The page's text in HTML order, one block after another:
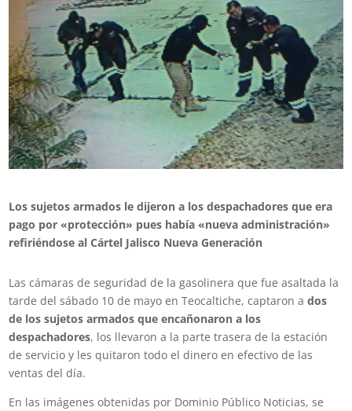
Los sujetos armados le dijeron a los despachadores que era
pago por «protección» pues había «nueva administración»
refiriéndose al Cártel Jalisco Nueva Generación
Las cámaras de seguridad de la gasolinera que fue asaltada la
tarde del sábado 10 de mayo en Teocaltiche, captaron ados
de los sujetos armados que encañonaron a los
despachadores, los llevaron a la parte trasera de la estación
de servicio y les quitaron todo el dinero en efectivo de las
ventas del día.
En las imágenes obtenidas por Dominio Público Noticias, se